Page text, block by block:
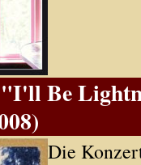
Be
Die